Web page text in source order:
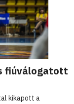
fiúválogatott
kikapott a